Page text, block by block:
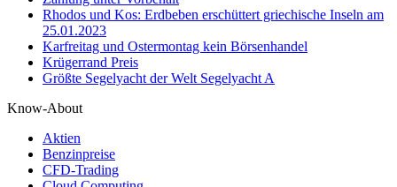
Rhodos und Kos: Erdbeben erschüttert griechische Inseln am
25.01.2023
Karfreitag und Ostermontag kein Börsenhandel
Krügerrand Preis
Größte Segelyacht der Welt Segelyacht A
Know-About
Aktien
Benzinpreise
CFD-Trading